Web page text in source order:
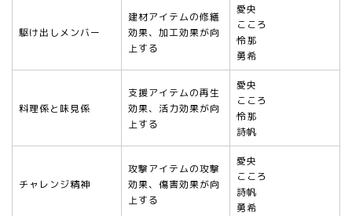
駆け出しメンバー
建材アイテムの修繕
効果、加工効果が向
上する
愛央
こころ
怜那
勇希
料理係と味見係
支援アイテムの再生
効果、活力効果が向
上する
愛央
こころ
怜那
詩帆
チャレンジ精神
攻撃アイテムの攻撃
効果、傷害効果が向
上する
愛央
こころ
詩帆
勇希